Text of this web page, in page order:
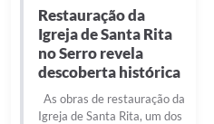
Restauração da
Igreja de Santa Rita
no Serro revela
descoberta histórica
As obras de restauração da
Igreja de Santa Rita, um dos